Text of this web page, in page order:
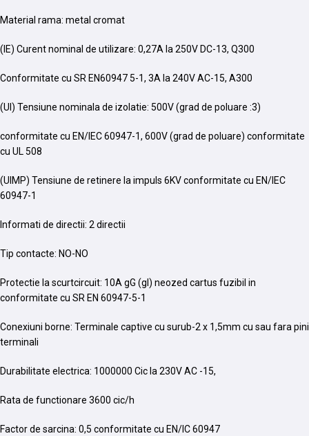
Material rama: metal cromat
(IE) Curent nominal de utilizare: 0,27A la 250V DC-13, Q300
Conformitate cu SR EN60947 5-1, 3A la 240V AC-15, A300
(UI) Tensiune nominala de izolatie: 500V (grad de poluare :3)
conformitate cu EN/IEC 60947-1, 600V (grad de poluare) conformitate
cu UL 508
(UIMP) Tensiune de retinere la impuls 6KV conformitate cu EN/IEC
60947-1
Informati de directii: 2 directii
Tip contacte: NO-NO
Protectie la scurtcircuit: 10A gG (gl) neozed cartus fuzibil in
conformitate cu SR EN 60947-5-1
Conexiuni borne: Terminale captive cu surub-2 x 1,5mm cu sau fara pini
terminali
Durabilitate electrica: 1000000 Cic la 230V AC -15,
Rata de functionare 3600 cic/h
Factor de sarcina: 0,5 conformitate cu EN/IC 60947